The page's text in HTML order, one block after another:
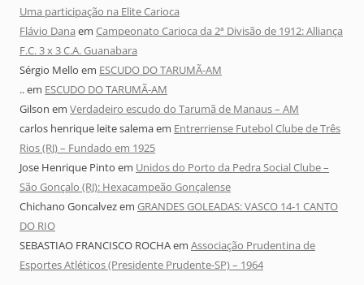
Uma participação na Elite Carioca
Flávio Dana em Campeonato Carioca da 2ª Divisão de 1912: Alliança
F.C. 3 x 3 C.A. Guanabara
Sérgio Mello em ESCUDO DO TARUMÃ-AM
..em ESCUDO DO TARUMÃ-AM
Gilson em Verdadeiro escudo do Tarumã de Manaus – AM
carlos henrique leite salemaem Entrerriense Futebol Clube de Três
Rios (RJ) – Fundado em 1925
Jose Henrique Pinto em Unidos do Porto da Pedra Social Clube –
São Gonçalo (RJ): Hexacampeão Gonçalense
Chichano Goncalvezem GRANDES GOLEADAS: VASCO 14-1 CANTO
DO RIO
SEBASTIAO FRANCISCO ROCHAem Associação Prudentina de
Esportes Atléticos (Presidente Prudente-SP) – 1964